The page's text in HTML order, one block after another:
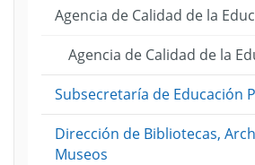
Agencia de Calidad de la
Agencia de Calidad de la
Subsecretaría de Educación
Dirección de Bibliotecas,
Museos